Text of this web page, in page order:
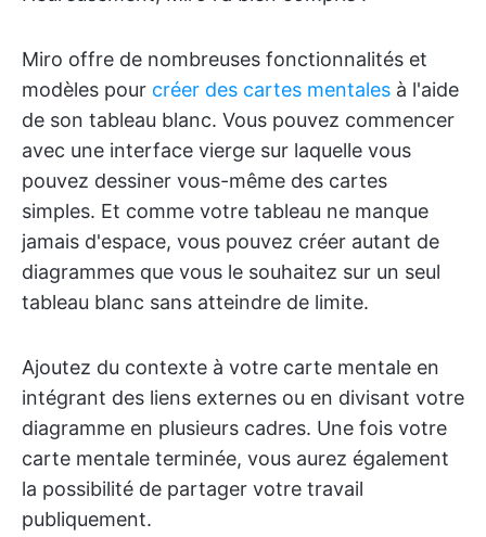
Miro offre de nombreuses fonctionnalités et
modèles pour créer des cartes mentales à l'aide
de son tableau blanc. Vous pouvez commencer
avec une interface vierge sur laquelle vous
pouvez dessiner vous-même des cartes
simples. Et comme votre tableau ne manque
jamais d'espace, vous pouvez créer autant de
diagrammes que vous le souhaitez sur un seul
tableau blanc sans atteindre de limite.
Ajoutez du contexte à votre carte mentale en
intégrant des liens externes ou en divisant votre
diagramme en plusieurs cadres. Une fois votre
carte mentale terminée, vous aurez également
la possibilité de partager votre travail
publiquement.